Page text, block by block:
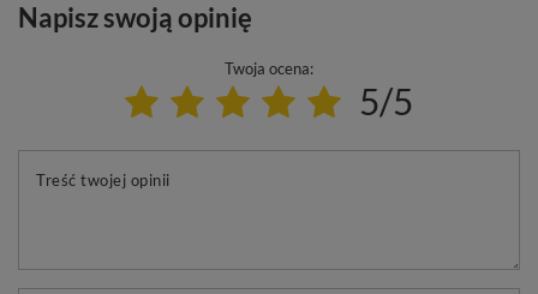
Napisz swoją opinię
Twoja ocena:
5/5
Treść twojej opinii